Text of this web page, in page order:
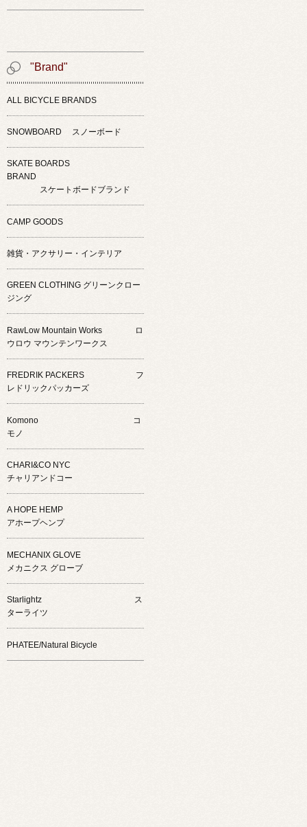
"Brand"
ALL BICYCLE BRANDS
SNOWBOARD スノーボード
SKATE BOARDS
BRAND
スケートボードブランド
CAMP GOODS
雑貨・アクサリー・インテリア
GREEN CLOTHING グリーンクロー
ジング
RawLow Mountain Works ロ
ウロウ マウンテンワークス
FREDRIK PACKERS フ
レドリックパッカーズ
Komono コ
モノ
CHARI&CO NYC
チャリアンドコー
A HOPE HEMP
アホープヘンプ
MECHANIX GLOVE
メカニクス グローブ
Starlightz ス
ターライツ
PHATEE/Natural Bicycle